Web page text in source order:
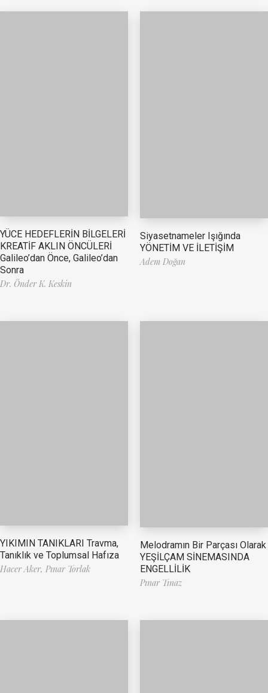
YÜCE HEDEFLERİN BİLGELERİ
KREATİF AKLIN ÖNCÜLERİ
Galileo’dan Önce, Galileo’dan
Sonra
Dr. Önder K. Keskin
Siyasetnameler Işığında
YÖNETİM VE İLETİŞİM
Adem Doğan
YIKIMIN TANIKLARI Travma,
Tanıklık ve Toplumsal Hafıza
Hacer Aker, Pınar Torlak
Melodramın Bir Parçası Olarak
YEŞİLÇAM SİNEMASINDA
ENGELLİLİK
Pınar Tınaz